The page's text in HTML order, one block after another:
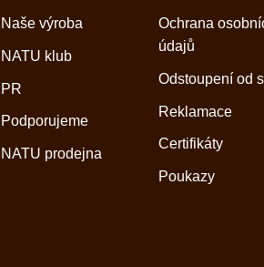
Naše výroba
NATU klub
PR
Podporujeme
NATU prodejna
Ochrana
údajů
Odstoupení od
Reklamace
Certifikáty
Poukazy